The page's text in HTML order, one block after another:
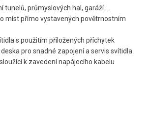
tunelů, průmyslových hal, garáží...
míst přímo vystavených povětrnostním
s použitím přiložených příchytek
pro snadné zapojení a servis svítidla
k zavedení napájecího kabelu